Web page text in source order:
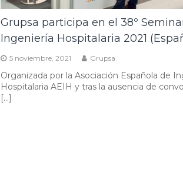
Grupsa participa en el 38º
Ingeniería Hospitalaria 2021
5 noviembre, 2021 Grupsa
Organizada por la Asociación Española de
Hospitalaria AEIH y tras la ausencia de
[…]